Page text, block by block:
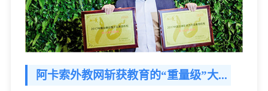
阿卡索外教网斩获教育的“重量级”大...